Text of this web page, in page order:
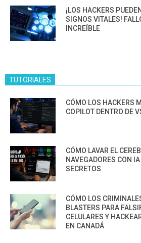
¡LOS HACKERS
SIGNOS VITALES!
INCREÍBLE
TUTORIALES
CÓMO LOS HACKERS
COPILOT DENTRO DE
CÓMO LAVAR EL
NAVEGADORES CON
SECRETOS
CÓMO LOS
BLASTERS PARA
CELULARES Y
EN CANADÁ